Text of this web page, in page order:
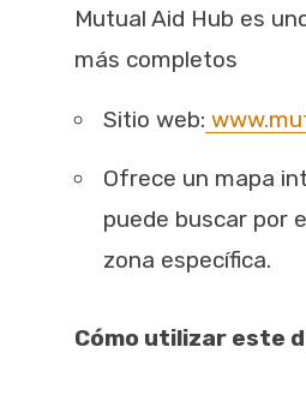
Mutual Aid Hub es
más completos
Sitio web:
Ofrece un mapa
puede buscar por
zona específica.
Cómo utilizar este